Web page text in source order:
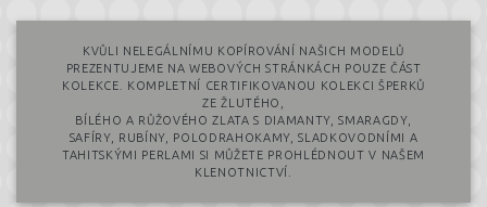
KVŮLI NELEGÁLNÍMU KOPÍROVÁNÍ NAŠICH MODELŮ
PREZENTUJEME NA WEBOVÝCH STRÁNKÁCH POUZE ČÁST
KOLEKCE. KOMPLETNÍ CERTIFIKOVANOU KOLEKCI ŠPERKŮ
ZE ŽLUTÉHO,
BÍLÉHO A RŮŽOVÉHO ZLATA S DIAMANTY, SMARAGDY,
SAFÍRY, RUBÍNY, POLODRAHOKAMY, SLADKOVODNÍMI A
TAHITSKÝMI PERLAMI SI MŮŽETE PROHLÉDNOUT V NAŠEM
KLENOTNICTVÍ.